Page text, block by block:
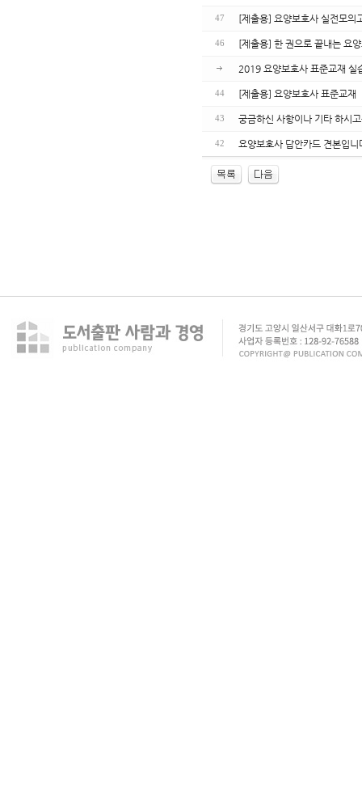
47 [제출용] 요양보호사 실전모의
46 [제출용] 한 권으로 끝내는 요
2019 요양보호사 표준교재 실
44 [제출용] 요양보호사 표준교재
43 궁금하신 사항이나 기타 하시
42 요양보호사 답안카드 견본입니